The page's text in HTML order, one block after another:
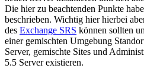
Die hier zu beachtenden Punkte
beschrieben. Wichtig hier hierbei
des Exchange SRS können sollten
einer gemischten Umgebung
Server, gemischte Sites und
5.5 Server existieren.